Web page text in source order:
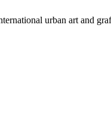
urban art and